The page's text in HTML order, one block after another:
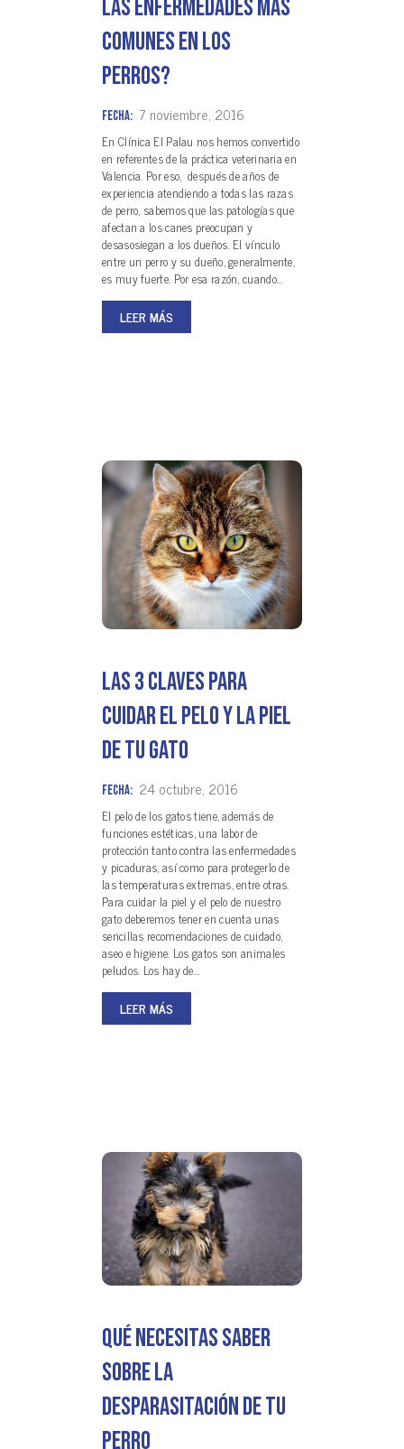
las enfermedades más
comunes en los
perros?
Fecha: 7 noviembre, 2016
En Clínica El Palau nos hemos convertido
en referentes de la práctica veterinaria en
Valencia. Por eso, después de años de
experiencia atendiendo a todas las razas
de perro, sabemos que las patologías que
afectan a los canes preocupan y
desasosiegan a los dueños. El vínculo
entre un perro y su dueño, generalmente,
es muy fuerte. Por esa razón, cuando…
LEER MÁS
Las 3 claves para
cuidar el pelo y la piel
de tu gato
Fecha: 24 octubre, 2016
El pelo de los gatos tiene, además de
funciones estéticas, una labor de
protección tanto contra las enfermedades
y picaduras, así como para protegerlo de
las temperaturas extremas, entre otras.
Para cuidar la piel y el pelo de nuestro
gato deberemos tener en cuenta unas
sencillas recomendaciones de cuidado,
aseo e higiene. Los gatos son animales
peludos. Los hay de…
LEER MÁS
Qué necesitas saber
sobre la
desparasitación de tu
perro